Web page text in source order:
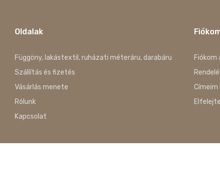
Oldalak
Függöny, lakástextil, ruházati méteráru, darabáru
Szállítás és fizetés
Vásárlás menete
Rólunk
Kapcsolat
Fiókom
Címeim